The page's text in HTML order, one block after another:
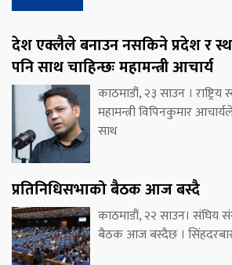
देश एक्लैले बनाउन नसकिने प्रदेश र
पनि साथ चाहिन्छः महामन्त्री आचार्य
काठमाडौं, २३ साउन । राष्ट्रिय
महामन्त्री विपिनकुमार
साथ
प्रतिनिधिसभाको बैठक आज बस्दै
काठमाडौं, २२ साउन। संघिय
बैठक आज बस्दैछ ।